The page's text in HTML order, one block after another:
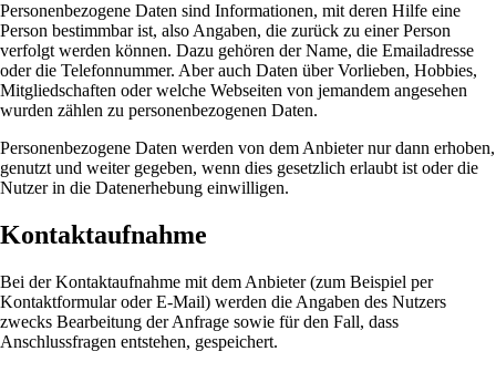
Personenbezogene Daten sind Informationen, mit deren Hilfe eine
Person bestimmbar ist, also Angaben, die zurück zu einer Person
verfolgt werden können. Dazu gehören der Name, die Emailadresse
oder die Telefonnummer. Aber auch Daten über Vorlieben, Hobbies,
Mitgliedschaften oder welche Webseiten von jemandem angesehen
wurden zählen zu personenbezogenen Daten.
Personenbezogene Daten werden von dem Anbieter nur dann erhoben,
genutzt und weiter gegeben, wenn dies gesetzlich erlaubt ist oder die
Nutzer in die Datenerhebung einwilligen.
Kontaktaufnahme
Bei der Kontaktaufnahme mit dem Anbieter (zum Beispiel per
Kontaktformular oder E-Mail) werden die Angaben des Nutzers
zwecks Bearbeitung der Anfrage sowie für den Fall, dass
Anschlussfragen entstehen, gespeichert.